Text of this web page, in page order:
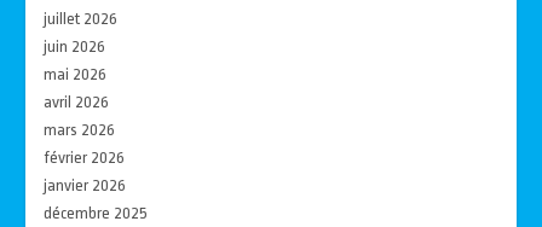
juillet 2026
juin 2026
mai 2026
avril 2026
mars 2026
février 2026
janvier 2026
décembre 2025